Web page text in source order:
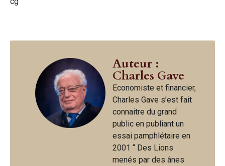
Auteur :
Charles Gave
Economiste et financier,
Charles Gave s’est fait
connaitre du grand
public en publiant un
essai pamphlétaire en
2001 “ Des Lions
menés par des ânes